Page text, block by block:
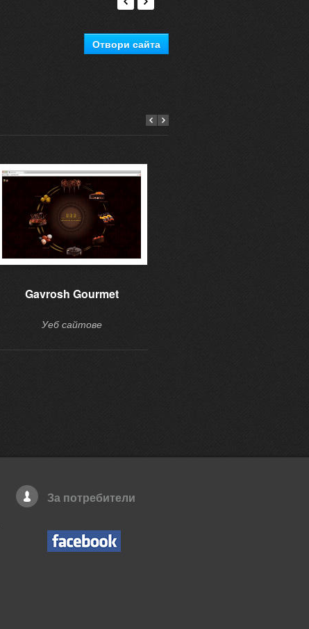
Отвори сайта
Gavrosh Gourmet
Уеб сайтове
За потребители